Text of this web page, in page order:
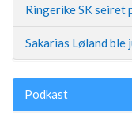
Ringerike SK seiret
Sakarias Løland
Podkast